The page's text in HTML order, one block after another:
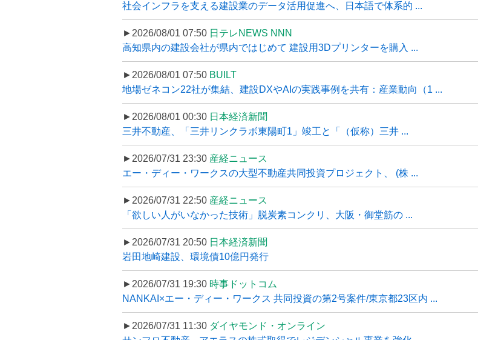
社会インフラを支える建設業のデータ活用促進へ、日本語で体系的 ...
►2026/08/01 07:50 日テレNEWS NNN
高知県内の建設会社が県内ではじめて 建設用3Dプリンターを購入 ...
►2026/08/01 07:50 BUILT
地場ゼネコン22社が集結、建設DXやAIの実践事例を共有：産業動向（1 ...
►2026/08/01 00:30 日本経済新聞
三井不動産、「三井リンクラボ東陽町1」竣工と「（仮称）三井 ...
►2026/07/31 23:30 産経ニュース
エー・ディー・ワークスの大型不動産共同投資プロジェクト、 (株 ...
►2026/07/31 22:50 産経ニュース
「欲しい人がいなかった技術」脱炭素コンクリ、大阪・御堂筋の ...
►2026/07/31 20:50 日本経済新聞
岩田地崎建設、環境債10億円発行
►2026/07/31 19:30 時事ドットコム
NANKAI×エー・ディー・ワークス 共同投資の第2号案件/東京都23区内 ...
►2026/07/31 11:30 ダイヤモンド・オンライン